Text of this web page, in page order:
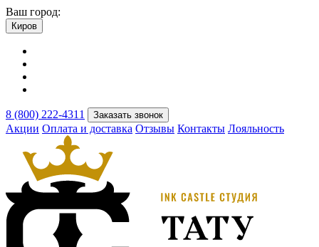
Ваш город:
Киров
8 (800) 222-4311 Заказать звонок
Акции Оплата и доставка Отзывы Контакты Лояльность